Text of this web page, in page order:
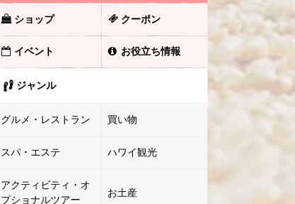
ショップ クーポン
イベント お役立ち情報
ジャンル
グルメ・レストラン 買い物
スパ・エステ ハワイ観光
アクティビティ・オ
プショナルツアー
お土産